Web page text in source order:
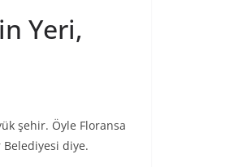
Yeri,
şehir. Öyle Floransa
diye.